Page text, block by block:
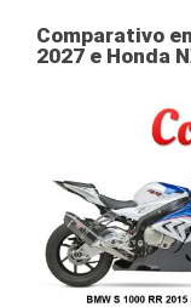
Comparativo
2027 e Honda